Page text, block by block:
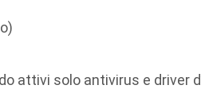
attivi solo antivirus e driver